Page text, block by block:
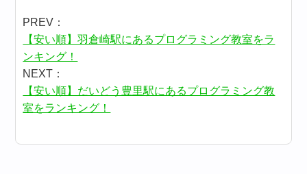
PREV：
【安い順】羽倉崎駅にあるプログラミング教室をラ
ンキング！
NEXT：
【安い順】だいどう豊里駅にあるプログラミング教
室をランキング！